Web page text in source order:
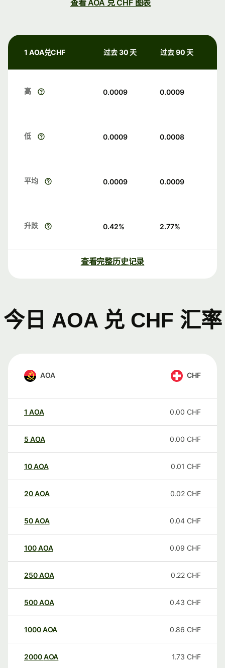
查看 AOA 兑 CHF 图表
1 AOA兑CHF 过去 30 天 过去 90 天
高 0.0009 0.0009
低 0.0009 0.0008
平均 0.0009 0.0009
升跌 0.42% 2.77%
查看完整历史记录
今日 AOA 兑 CHF 汇率
AOA CHF
1 AOA 0.00 CHF
5 AOA 0.00 CHF
10AOA 0.01 CHF
20AOA 0.02 CHF
50AOA 0.04 CHF
100AOA 0.09 CHF
250AOA 0.22 CHF
500AOA 0.43 CHF
1000AOA 0.86 CHF
2000AOA 1.73 CHF